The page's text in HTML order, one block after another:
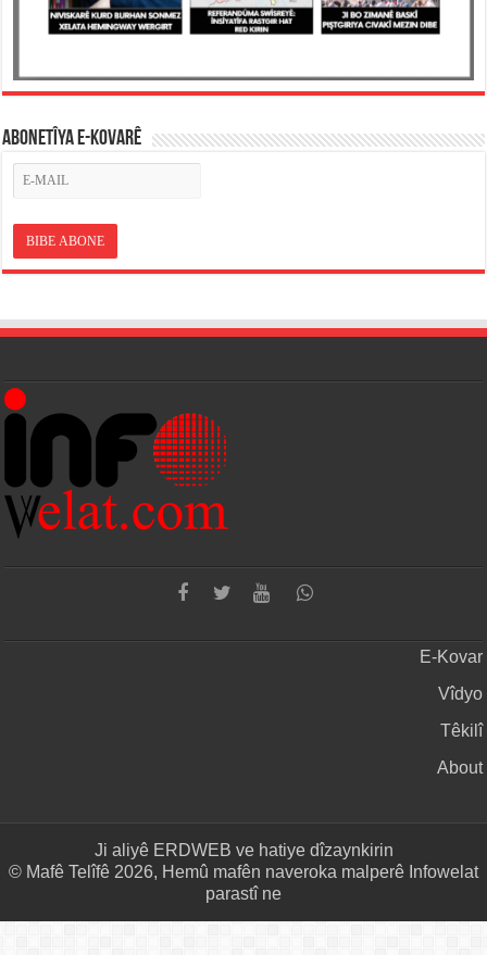
ABONETÎYA E-KOVARÊ
E-Kovar
Vîdyo
Têkilî
About
Ji aliyê ERDWEB ve hatiye dîzaynkirin
© Mafê Telîfê 2026, Hemû mafên naveroka malperê Infowelat
parastî ne